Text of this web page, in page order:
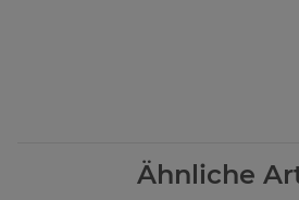
Ähnliche